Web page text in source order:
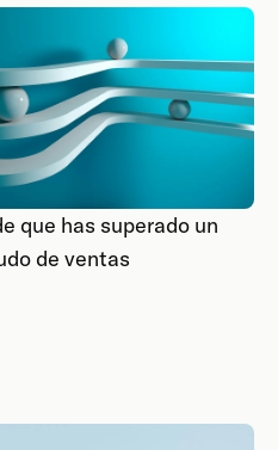
que has superado un
de ventas